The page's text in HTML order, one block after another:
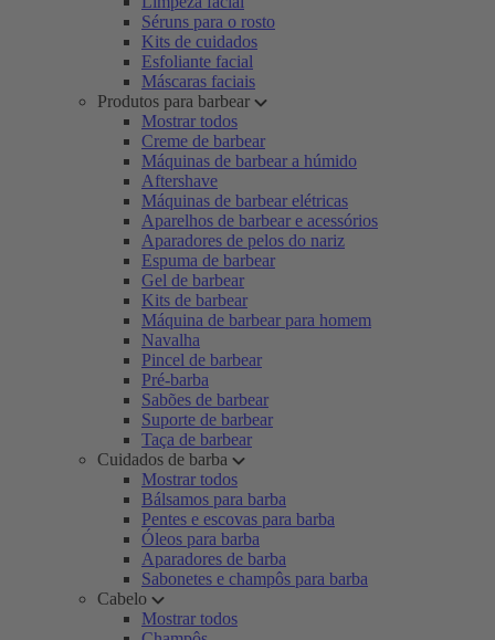
Séruns para o rosto
Kits de cuidados
Esfoliante facial
Máscaras faciais
Produtos para barbear
Mostrar todos
Creme de barbear
Máquinas de barbear a húmido
Aftershave
Máquinas de barbear elétricas
Aparelhos de barbear e acessórios
Aparadores de pelos do nariz
Espuma de barbear
Gel de barbear
Kits de barbear
Máquina de barbear para homem
Navalha
Pincel de barbear
Pré-barba
Sabões de barbear
Suporte de barbear
Taça de barbear
Cuidados de barba
Mostrar todos
Bálsamos para barba
Pentes e escovas para barba
Óleos para barba
Aparadores de barba
Sabonetes e champôs para barba
Cabelo
Mostrar todos